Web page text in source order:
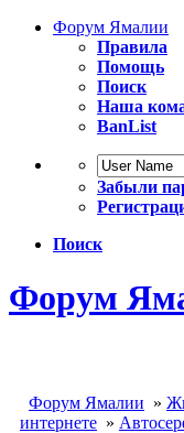
Форум Ямалии
Правила
Помощь
Поиск
Наша
BanList
Забыли
Поиск
Форум
Форум Ямалии »
интернете »